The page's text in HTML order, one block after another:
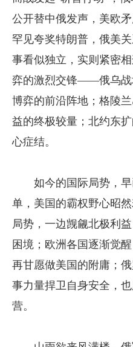
公开替中俄发声，美欧
罕见夸奖特朗普，俄美
事看似独立，实则紧密
弈的激烈交锋——俄乌战
博弈的前沿阵地；格陵
益的终极较量；北约东
心症结。
如今的国际局势，
单，美国的霸权野心昭
局势，一边觊觎北极利
困境；欧洲各国逐渐觉
再甘愿做美国的附庸；
事力量捍卫自身安全，
营。